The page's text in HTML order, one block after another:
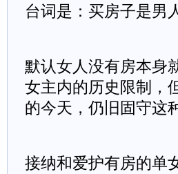
台词是：买房子是男
默认女人没有房本身
女主内的历史限制，
的今天，仍旧固守这
接纳和爱护有房的单